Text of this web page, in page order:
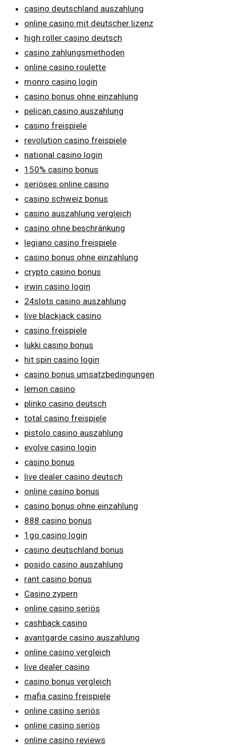
casino deutschland auszahlung
online casino mit deutscher lizenz
high roller casino deutsch
casino zahlungsmethoden
online casino roulette
monro casino login
casino bonus ohne einzahlung
pelican casino auszahlung
casino freispiele
revolution casino freispiele
national casino login
150% casino bonus
seriöses online casino
casino schweiz bonus
casino auszahlung vergleich
casino ohne beschränkung
legiano casino freispiele
casino bonus ohne einzahlung
crypto casino bonus
irwin casino login
24slots casino auszahlung
live blackjack casino
casino freispiele
lukki casino bonus
hit spin casino login
casino bonus umsatzbedingungen
lemon casino
plinko casino deutsch
total casino freispiele
pistolo casino auszahlung
evolve casino login
casino bonus
live dealer casino deutsch
online casino bonus
casino bonus ohne einzahlung
888 casino bonus
1go casino login
casino deutschland bonus
posido casino auszahlung
rant casino bonus
Casino zypern
online casino seriös
cashback casino
avantgarde casino auszahlung
online casino vergleich
live dealer casino
casino bonus vergleich
mafia casino freispiele
online casino seriös
online casino seriös
online casino reviews